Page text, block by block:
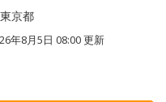
東京都
年8月5日 08:00更新